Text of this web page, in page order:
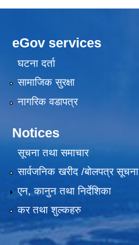
eGov services
घटना दर्ता
सामाजिक सुरक्षा
नागरिक वडापत्र
Notices
सूचना तथा समाचार
सार्वजनिक खरीद /बोलपत्र सूचना
एन, कानुन तथा निर्देशिका
कर तथा शुल्कहरु